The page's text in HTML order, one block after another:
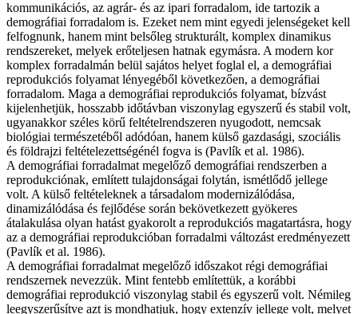
kommunikációs, az agrár- és az ipari forradalom, ide tartozik a
demográfiai forradalom is. Ezeket nem mint egyedi jelenségeket kell
felfognunk, hanem mint belsőleg strukturált, komplex dinamikus
rendszereket, melyek erőteljesen hatnak egymásra. A modern kor
komplex forradalmán belül sajátos helyet foglal el, a demográfiai
reprodukciós folyamat lényegéből következően, a demográfiai
forradalom. Maga a demográfiai reprodukciós folyamat, bízvást
kijelenhetjük, hosszabb időtávban viszonylag egyszerű és stabil volt,
ugyanakkor széles körű feltételrendszeren nyugodott, nemcsak
biológiai természetéből adódóan, hanem külső gazdasági, szociális
és földrajzi feltételezettségénél fogva is (Pavlík et al. 1986).
A demográfiai forradalmat megelőző demográfiai rendszerben a
reprodukciónak, említett tulajdonságai folytán, ismétlődő jellege
volt. A külső feltételeknek a társadalom modernizálódása,
dinamizálódása és fejlődése során bekövetkezett gyökeres
átalakulása olyan hatást gyakorolt a reprodukciós magatartásra, hogy
az a demográfiai reprodukcióban forradalmi változást eredményezett
(Pavlík et al. 1986).
A demográfiai forradalmat megelőző időszakot régi demográfiai
rendszernek nevezzük. Mint fentebb említettük, a korábbi
demográfiai reprodukció viszonylag stabil és egyszerű volt. Némileg
leegyszerűsítve azt is mondhatjuk, hogy extenzív jellege volt, melyet